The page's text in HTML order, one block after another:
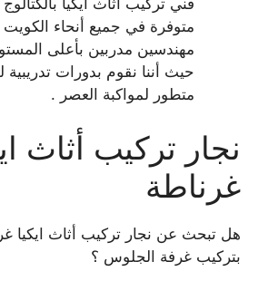
متوفرة في جميع أنحاء الكويت
مهندسين مدربين بأعلى
حيث أننا نقوم بدورات
متطور لمواكبة العصر .
نجار تركيب أثاث
غرناطة
هل تبحث عن نجار تركيب أثاث ايكيا
بتركيب غرفة الجلوس ؟